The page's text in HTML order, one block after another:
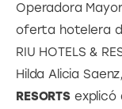
Operadora
oferta hotelera
RIU HOTELS &
Hilda Alicia
RESORTSexplicó